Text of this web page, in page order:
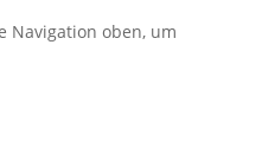
Navigation oben, um